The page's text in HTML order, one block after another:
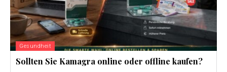
Gesundheit
Sollten Sie Kamagra online oder offline kaufen?